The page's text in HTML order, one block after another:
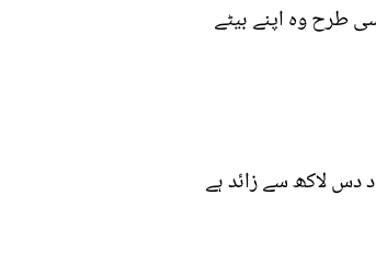
طرح وہ اپنے بیٹے
دس لاکھ سے زائد ہے